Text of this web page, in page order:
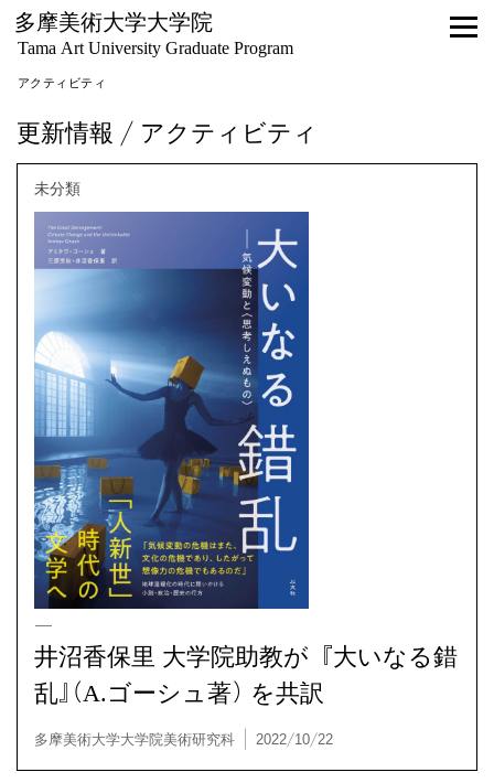
多摩美術大学大学院
Tama Art University Graduate Program
アクティビティ
更新情報 / アクティビティ
未分類
井沼香保里 大学院助教が『大いなる錯
乱』（A.ゴーシュ著）を共訳